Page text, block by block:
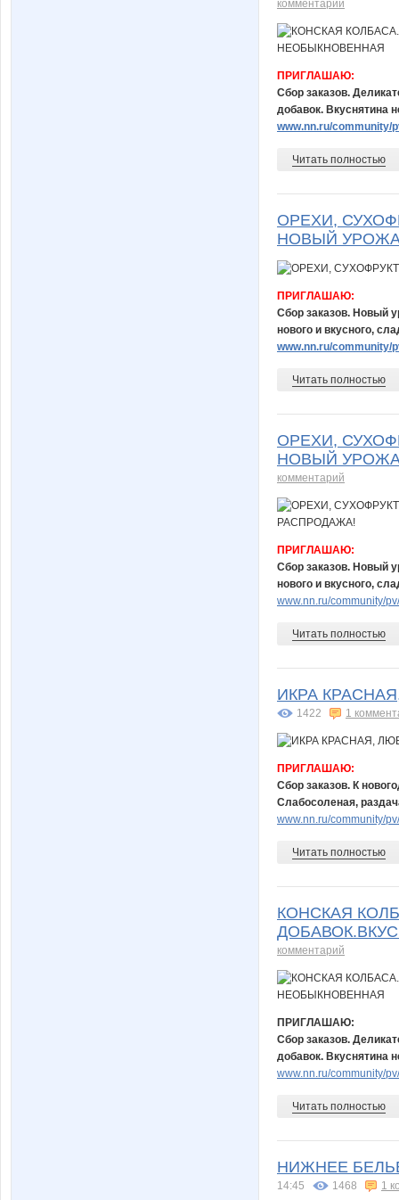
комментарий
ПРИГЛАШАЮ:
Сбор заказов.
добавок. Вкуснятина
www.nn.ru/community/
Читать полностью
ОРЕХИ,
НОВЫЙ
ПРИГЛАШАЮ:
Сбор заказов. Новый
нового и вкусного,
www.nn.ru/community/
Читать полностью
ОРЕХИ,
НОВЫЙ
комментарий
ПРИГЛАШАЮ:
Сбор заказов. Новый
нового и вкусного,
www.nn.ru/community/
Читать полностью
ИКРА
1422 1
ПРИГЛАШАЮ:
Сбор заказов. К
Слабосоленая,
www.nn.ru/community/
Читать полностью
КОНСКАЯ
комментарий
ПРИГЛАШАЮ:
Сбор заказов.
добавок. Вкуснятина
www.nn.ru/community/
Читать полностью
НИЖНЕЕ
14:45 1468 1